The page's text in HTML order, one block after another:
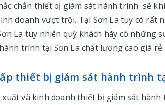
chắn thiết bị giám sát hành trình sẽ
doanh vượt trội. Tại Sơn La tuy có rất
La tuy nhiên quý khách hãy có những
trình tại Sơn La chất lượng cao giá rẻ.
thiết bị giám sát hành trình
và kinh doanh thiết bị giám sát